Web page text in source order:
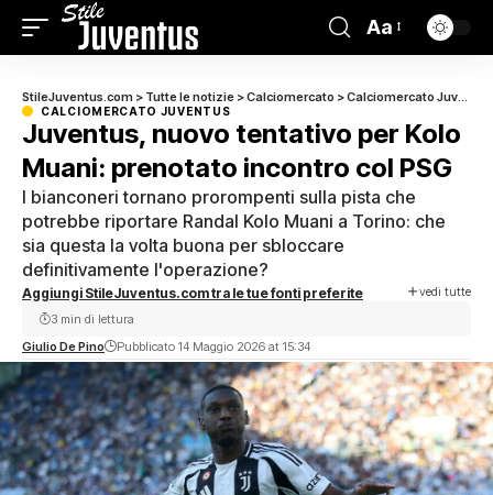
Aa
StileJuventus.com > Tutte le notizie >Calciomercato >Calciomercato Juventus
CALCIOMERCATO JUVENTUS
Juventus, nuovo tentativo per Kolo
Muani: prenotato incontro col PSG
I bianconeri tornano prorompenti sulla pista che
potrebbe riportare Randal Kolo Muani a Torino: che
sia questa la volta buona per sbloccare
definitivamente l'operazione?
Aggiungi StileJuventus.com tra le tue fonti preferite vedi tutte
Giulio De Pino Pubblicato 14 Maggio 2026 at 15:34
3 min di lettura